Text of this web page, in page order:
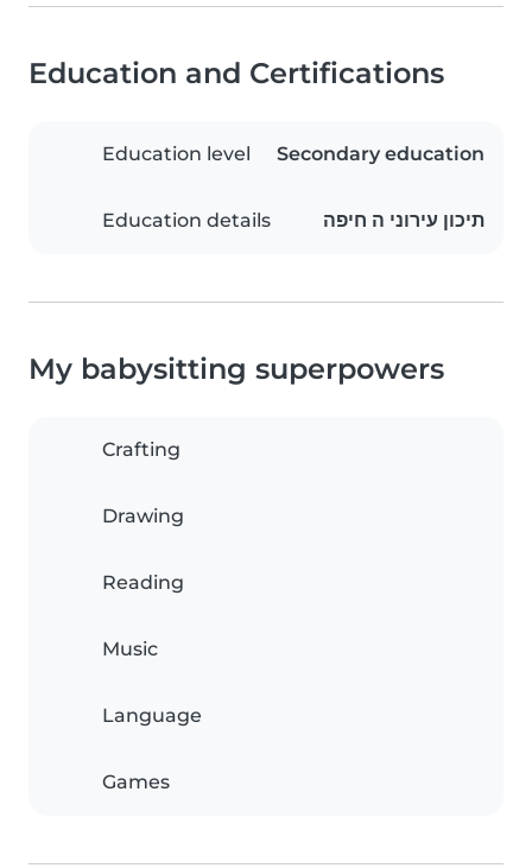
Education and Certifications
Education level Secondary education
Education details תיכון עירוני ה חיפה
My babysitting superpowers
Crafting
Drawing
Reading
Music
Language
Games